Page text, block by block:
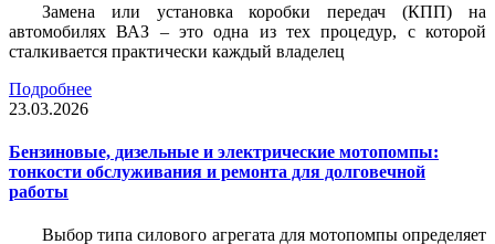
Замена или установка коробки передач (КПП) на
автомобилях ВАЗ – это одна из тех процедур, с которой
сталкивается практически каждый владелец
Подробнее
23.03.2026
Бензиновые, дизельные и электрические мотопомпы:
тонкости обслуживания и ремонта для долговечной
работы
Выбор типа силового агрегата для мотопомпы определяет